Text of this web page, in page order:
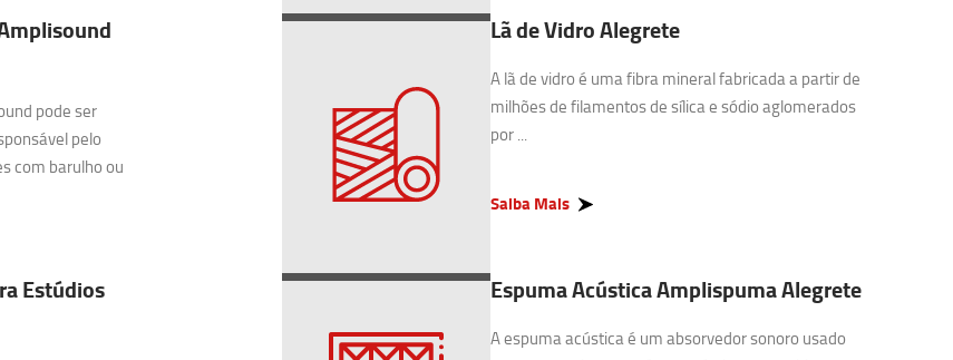
pode ser
pelo
com barulho ou
Lã de Vidro Alegrete
A lã de vidro é uma fibra mineral fabricada a partir de
milhões de filamentos de sílica e sódio aglomerados
por ...
Saiba Mais
Estúdios
Espuma Acústica Amplispuma Alegrete
A espuma acústica é um absorvedor sonoro usado